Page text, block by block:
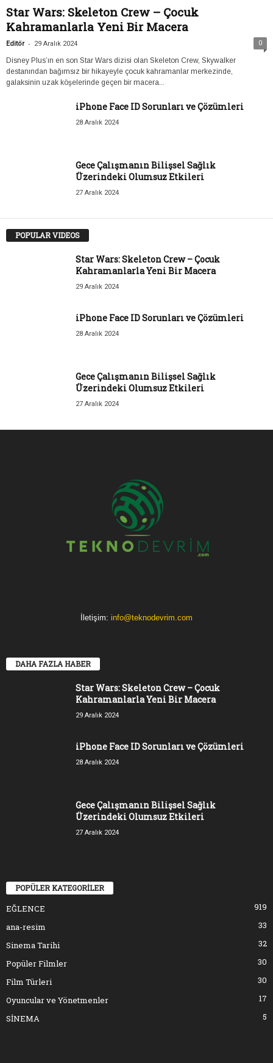
Star Wars: Skeleton Crew – Çocuk
Kahramanlarla Yeni Bir Macera
Editör - 29 Aralık 2024 0
Disney Plus’ın en son Star Wars dizisi olan Skeleton Crew, Skywalker
destanından bağımsız bir hikayeyle çocuk kahramanlar merkezinde,
galaksinin uzak köşelerinde geçen bir macera...
iPhone Face ID Sorunları ve Çözümleri
28 Aralık 2024
Gece Çalışmanın Bilişsel Sağlık
Üzerindeki Olumsuz Etkileri
27 Aralık 2024
POPULAR VIDEOS
Star Wars: Skeleton Crew – Çocuk
Kahramanlarla Yeni Bir Macera
29 Aralık 2024
iPhone Face ID Sorunları ve Çözümleri
28 Aralık 2024
Gece Çalışmanın Bilişsel Sağlık
Üzerindeki Olumsuz Etkileri
27 Aralık 2024
İletişim: info@teknodevrim.com
DAHA FAZLA HABER
Star Wars: Skeleton Crew – Çocuk
Kahramanlarla Yeni Bir Macera
29 Aralık 2024
iPhone Face ID Sorunları ve Çözümleri
28 Aralık 2024
Gece Çalışmanın Bilişsel Sağlık
Üzerindeki Olumsuz Etkileri
27 Aralık 2024
POPÜLER KATEGORİLER
EĞLENCE
919
ana-resim
33
Sinema Tarihi
32
Popüler Filmler
30
Film Türleri
30
Oyuncular ve Yönetmenler
17
SİNEMA
5